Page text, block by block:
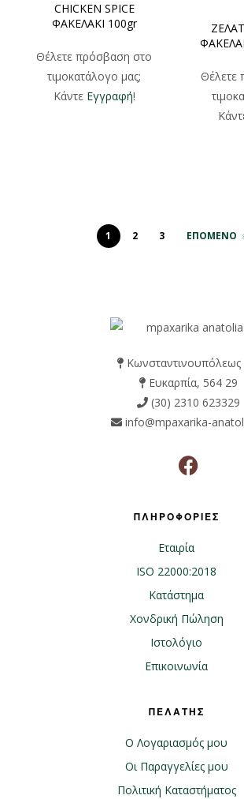
CHICKEN SPICE
ΦΑΚΕΛΑΚΙ 100gr
Θέλετε πρόσβαση στο
τιμοκατάλογο μας;
Κάντε Εγγραφή!
Θέλετε
1 2 3 ΕΠΟΜΕΝΟ
Κωνσταντινουπόλεως
Ευκαρπία, 564 29
(30) 2310 623329
info@mpaxarika-
ΠΛΗΡΟΦΟΡΙΕΣ
Εταιρία
ISO 22000:2018
Κατάστημα
Χονδρική Πώληση
Ιστολόγιο
Επικοινωνία
ΠΕΛΑΤΗΣ
Ο Λογαριασμός μου
Οι Παραγγελίες μου
Πολιτική Καταστήματος